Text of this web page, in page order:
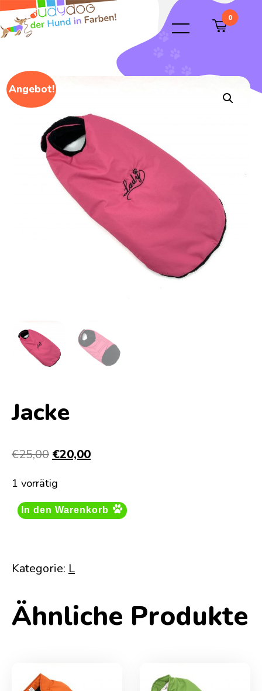
0
Angebot!
Jacke
€25,00 Ursprünglicher
war:
€25,00
€20,00Aktueller
€20,00.
1 vorrätig
In den Warenkorb
Kategorie: L
Ähnliche Produkte